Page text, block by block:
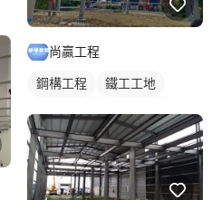
尚贏工程
鋼構工程
鐵工工地